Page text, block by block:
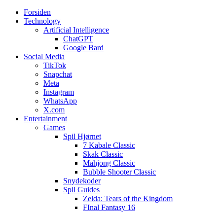
Web3zero.dk
Web3zero.dk
Forsiden
Technology
Artificial Intelligence
ChatGPT
Google Bard
Social Media
TikTok
Snapchat
Meta
Instagram
WhatsApp
X.com
Entertainment
Games
Spil Hjørnet
7 Kabale Classic
Skak Classic
Mahjong Classic
Bubble Shooter Classic
Snydekoder
Spil Guides
Zelda: Tears of the Kingdom
FInal Fantasy 16